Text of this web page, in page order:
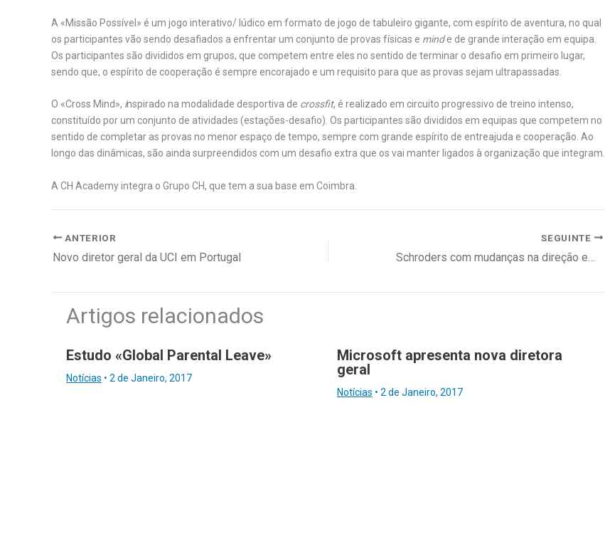
A «Missão Possível» é um jogo interativo/ lúdico em formato de jogo de tabuleiro gigante, com espírito de aventura, no qual
os participantes vão sendo desafiados a enfrentar um conjunto de provas físicas e minde de grande interação em equipa.
Os participantes são divididos em grupos, que competem entre eles no sentido de terminar o desafio em primeiro lugar,
sendo que, o espírito de cooperação é sempre encorajado e um requisito para que as provas sejam ultrapassadas.
O «Cross Mind», inspirado na modalidade desportiva de crossfit, é realizado em circuito progressivo de treino intenso,
constituído por um conjunto de atividades (estações-desafio). Os participantes são divididos em equipas que competem no
sentido de completar as provas no menor espaço de tempo, sempre com grande espírito de entreajuda e cooperação. Ao
longo das dinâmicas, são ainda surpreendidos com um desafio extra que os vai manter ligados à organização que integram.
A CH Academy integra o Grupo CH, que tem a sua base em Coimbra.
ANTERIOR
Novo diretor geral da UCI em Portugal
SEGUINTE
Schroders com mudanças na direção em Portugal e Espanha
Artigos relacionados
Estudo «Global Parental Leave»
Notícias • 2 de Janeiro, 2017
Microsoft apresenta nova diretora
geral
Notícias • 2 de Janeiro, 2017